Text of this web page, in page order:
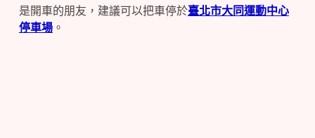
是開車的朋友，建議可以把車停於臺北市大同運動中心
停車場。